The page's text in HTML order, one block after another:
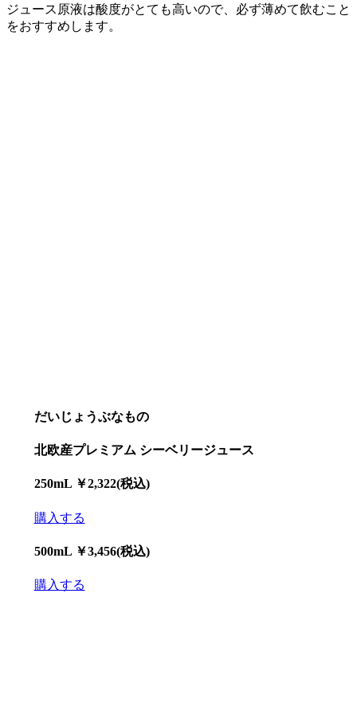
ジュース原液は酸度がとても高いので、必ず薄めて飲むこと
をおすすめします。
だいじょうぶなもの
北欧産プレミアム シーベリージュース
250mL ￥2,322(税込)
購入する
500mL ￥3,456(税込)
購入する